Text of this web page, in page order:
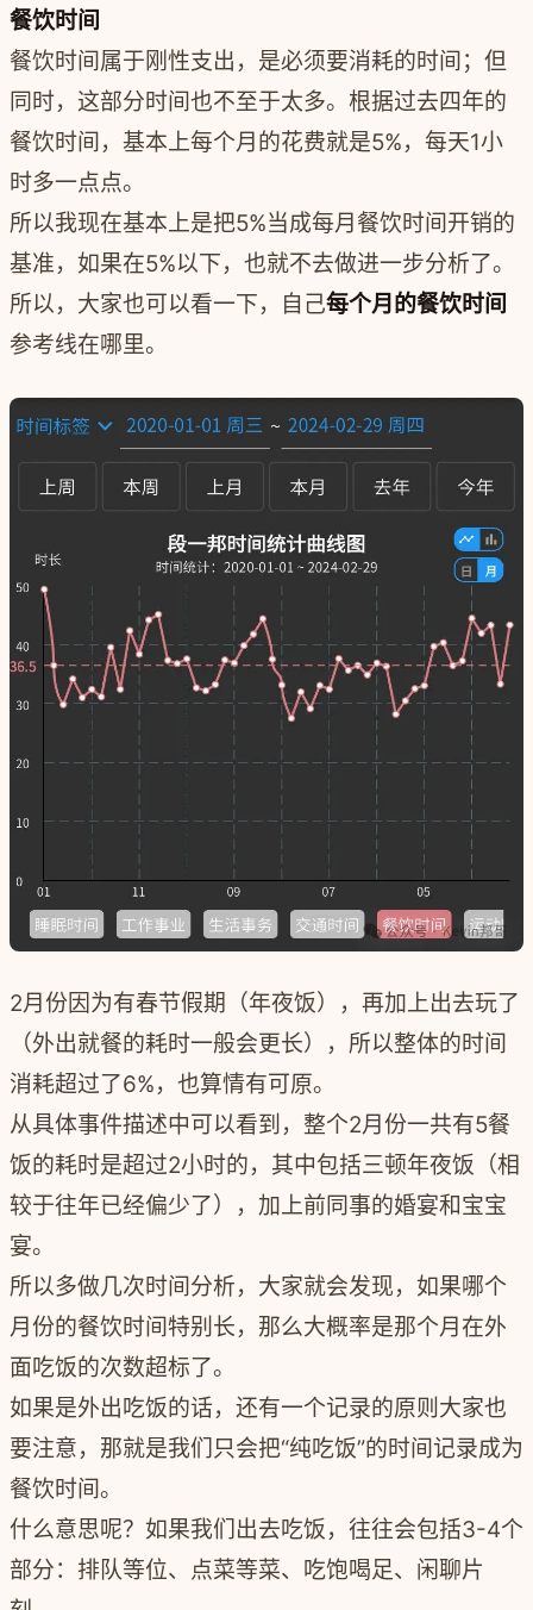
餐饮时间
餐饮时间属于刚性支出，是必须要消耗的时间；但
同时，这部分时间也不至于太多。根据过去四年的
餐饮时间，基本上每个月的花费就是5%，每天1小
时多一点点。
所以我现在基本上是把5%当成每月餐饮时间开销的
基准，如果在5%以下，也就不去做进一步分析了。
所以，大家也可以看一下，自己每个月的餐饮时间
参考线在哪里。
2月份因为有春节假期（年夜饭），再加上出去玩了
（外出就餐的耗时一般会更长），所以整体的时间
消耗超过了6%，也算情有可原。
从具体事件描述中可以看到，整个2月份一共有5餐
饭的耗时是超过2小时的，其中包括三顿年夜饭（相
较于往年已经偏少了），加上前同事的婚宴和宝宝
宴。
所以多做几次时间分析，大家就会发现，如果哪个
月份的餐饮时间特别长，那么大概率是那个月在外
面吃饭的次数超标了。
如果是外出吃饭的话，还有一个记录的原则大家也
要注意，那就是我们只会把“纯吃饭”的时间记录成为
餐饮时间。
什么意思呢？如果我们出去吃饭，往往会包括3-4个
部分：排队等位、点菜等菜、吃饱喝足、闲聊片